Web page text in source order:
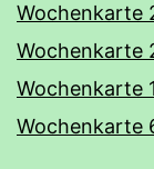
Wochenkarte
Wochenkarte
Wochenkarte
Wochenkarte